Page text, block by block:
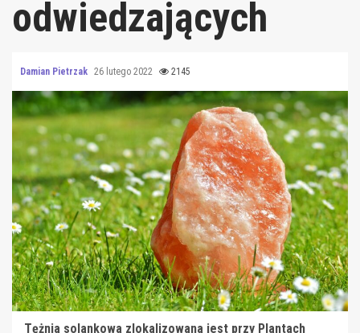
odwiedzających
Damian Pietrzak 26 lutego 2022 2145
Tężnia solankowa zlokalizowana jest przy Plantach